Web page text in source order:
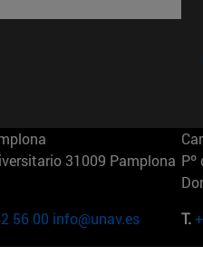
31009 Pamplona
56 00 info@unav.es
Pº
T.